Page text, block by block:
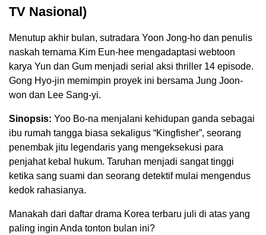
TV Nasional)
Menutup akhir bulan, sutradara Yoon Jong-ho dan penulis
naskah ternama Kim Eun-hee mengadaptasi webtoon
karya Yun dan Gum menjadi serial aksi thriller 14 episode.
Gong Hyo-jin memimpin proyek ini bersama Jung Joon-
won dan Lee Sang-yi.
Sinopsis: Yoo Bo-na menjalani kehidupan ganda sebagai
ibu rumah tangga biasa sekaligus “Kingfisher”, seorang
penembak jitu legendaris yang mengeksekusi para
penjahat kebal hukum. Taruhan menjadi sangat tinggi
ketika sang suami dan seorang detektif mulai mengendus
kedok rahasianya.
Manakah dari daftar drama Korea terbaru juli di atas yang
paling ingin Anda tonton bulan ini?